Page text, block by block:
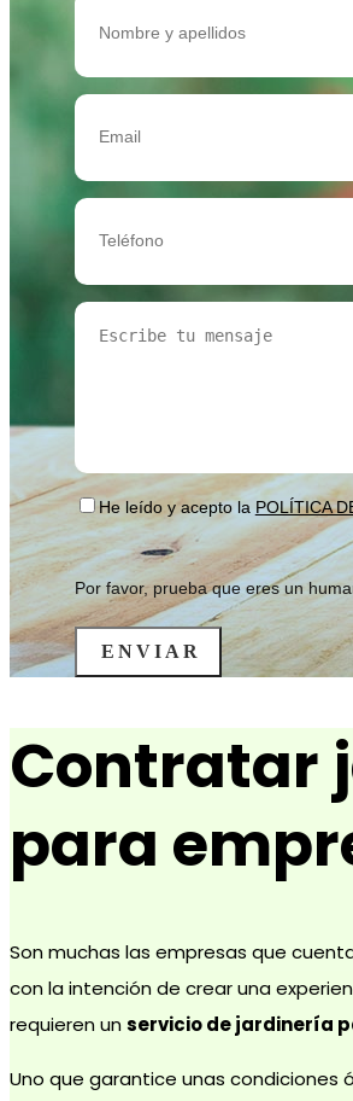
He leído y acepto la POLÍTICA
Por favor, prueba que eres un
Contratar
para
Son muchas las empresas que
con la intención de crear una
requieren unservicio de jardinería
Uno que garantice unas